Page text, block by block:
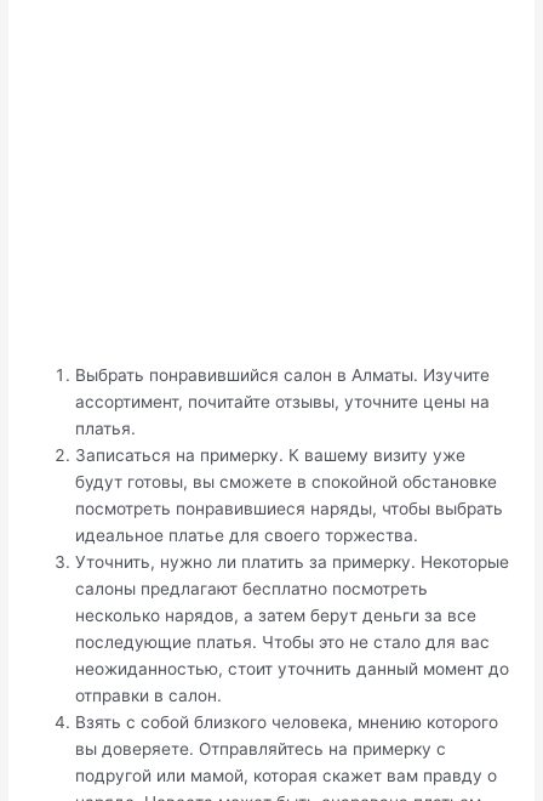
Выбрать понравившийся салон в Алматы. Изучите
ассортимент, почитайте отзывы, уточните цены на
платья.
Записаться на примерку. К вашему визиту уже
будут готовы, вы сможете в спокойной обстановке
посмотреть понравившиеся наряды, чтобы выбрать
идеальное платье для своего торжества.
Уточнить, нужно ли платить за примерку. Некоторые
салоны предлагают бесплатно посмотреть
несколько нарядов, а затем берут деньги за все
последующие платья. Чтобы это не стало для вас
неожиданностью, стоит уточнить данный момент до
отправки в салон.
Взять с собой близкого человека, мнению которого
вы доверяете. Отправляйтесь на примерку с
подругой или мамой, которая скажет вам правду о